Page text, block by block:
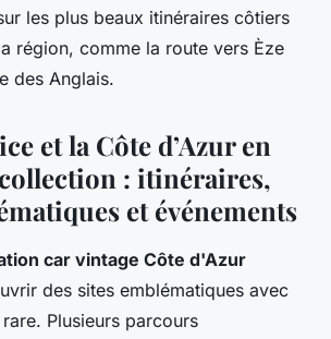
les plus beaux itinéraires côtiers
région, comme la route vers Èze
des Anglais.
et la Côte d’Azur en
: itinéraires,
et événements
car vintage Côte d'Azur
des sites emblématiques avec
Plusieurs parcours